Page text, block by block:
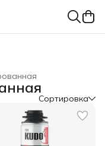
Сортировка